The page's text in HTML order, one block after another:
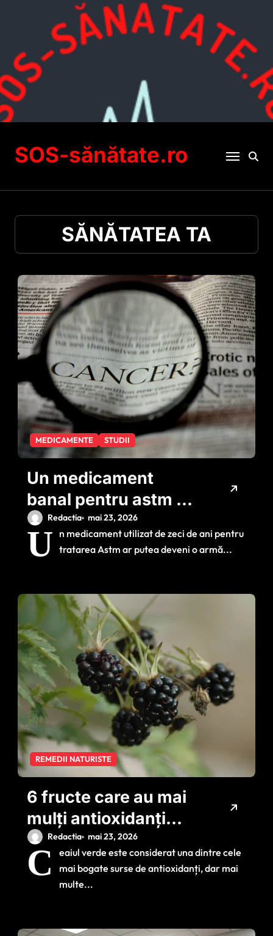
SOS-sănătate.ro
SĂNĂTATEA TA
MEDICAMENTE STUDII
Un medicament
banal pentru astm ar
putea ajuta în lupta
împotriva cancerului
agresiv
Redactia mai 23, 2026
U n medicament utilizat de zeci de ani pentru
tratarea Astm ar putea deveni o armă...
REMEDII NATURISTE
6 fructe care au mai
mulți antioxidanți
decât ceaiul verde.
Ce recomandă
nutriționiștii pentru
organismului
Redactia mai 23, 2026
C
eaiul verde este considerat una dintre cele
mai bogate surse de antioxidanți, dar mai
multe...